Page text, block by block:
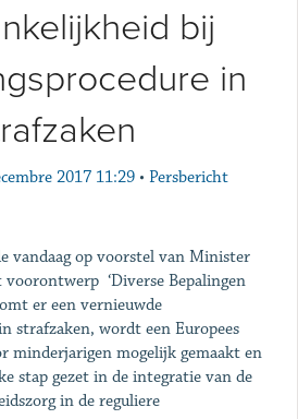
bij
in
2017 11:29 • Persbericht
vandaag op voorstel van Minister
‘Diverse Bepalingen
er een vernieuwde
strafzaken, wordt een Europees
minderjarigen mogelijk gemaakt en
stap gezet in de integratie van de
in de reguliere